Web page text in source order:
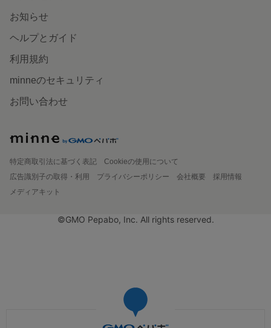
お知らせ
ヘルプとガイド
利用規約
minneのセキュリティ
お問い合わせ
特定商取引法に基づく表記
Cookieの使用について
広告識別子の取得・利用
プライバシーポリシー 会社概要
採用情報
メディアキット
©GMO Pepabo, Inc. All rights reserved.